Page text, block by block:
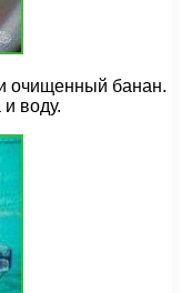
очищенный банан.
воду.